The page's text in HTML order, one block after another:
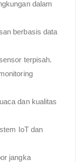
dalam
berbasis data
terpisah.
dan kualitas
IoT dan
jangka